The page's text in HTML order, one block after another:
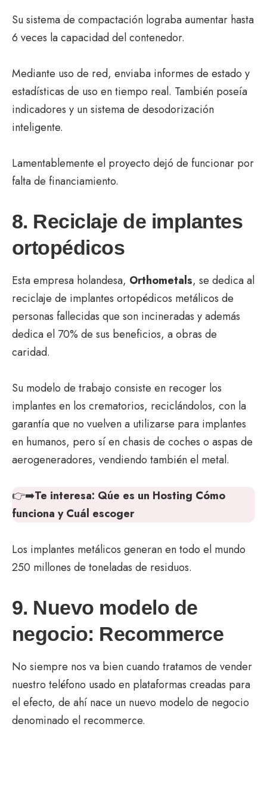
Su sistema de compactación lograba aumentar hasta
6 veces la capacidad del contenedor.
Mediante uso de red, enviaba informes de estado y
estadísticas de uso en tiempo real. También poseía
indicadores y un sistema de desodorización
inteligente.
Lamentablemente el proyecto dejó de funcionar por
falta de financiamiento.
8. Reciclaje de implantes
ortopédicos
Esta empresa holandesa, Orthometals, se dedica al
reciclaje de implantes ortopédicos metálicos de
personas fallecidas que son incineradas y además
dedica el 70% de sus beneficios, a obras de
caridad.
Su modelo de trabajo consiste en recoger los
implantes en los crematorios, reciclándolos, con la
garantía que no vuelven a utilizarse para implantes
en humanos, pero sí en chasis de coches o aspas de
aerogeneradores, vendiendo también el metal.
👉➡️Te interesa: Qúe es un Hosting Cómo
funciona y Cuál escoger
Los implantes metálicos generan en todo el mundo
250 millones de toneladas de residuos.
9. Nuevo modelo de
negocio: Recommerce
No siempre nos va bien cuando tratamos de vender
nuestro teléfono usado en plataformas creadas para
el efecto, de ahí nace un nuevo modelo de negocio
denominado el recommerce.